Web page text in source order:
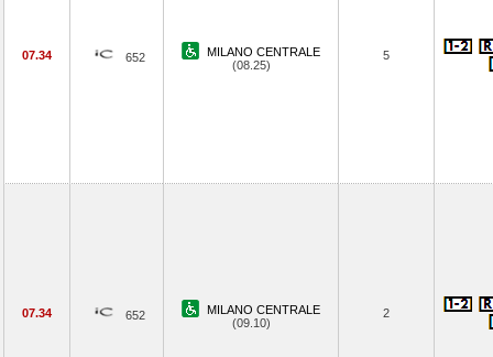
07.34 652
MILANO CENTRALE
(08.25)
5
07.34 652
MILANO CENTRALE
(09.10)
2